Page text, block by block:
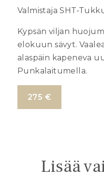
Valmistaja SHT-
Kypsän viljan
elokuun sävyt.
alaspäin kapeneva
Punkalaitumella.
275 €
Lisää